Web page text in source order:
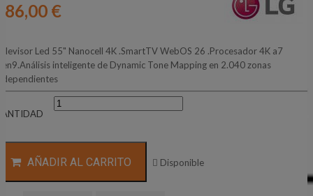
€
Led 55" Nanocell 4K .SmartTV WebOS 26 .Procesador 4K a7
inteligente de Dynamic Tone Mapping en 2.040 zonas
AÑADIR AL CARRITO  Disponible